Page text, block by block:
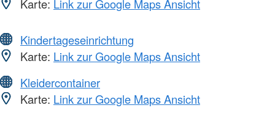
Karte: Link zur Google Maps Ansicht
Kindertageseinrichtung
Karte: Link zur Google Maps Ansicht
Kleidercontainer
Karte: Link zur Google Maps Ansicht